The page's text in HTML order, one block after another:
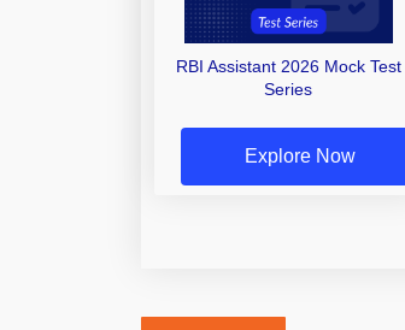
RBI Assistant 2026 Mock Test
Series
Explore Now